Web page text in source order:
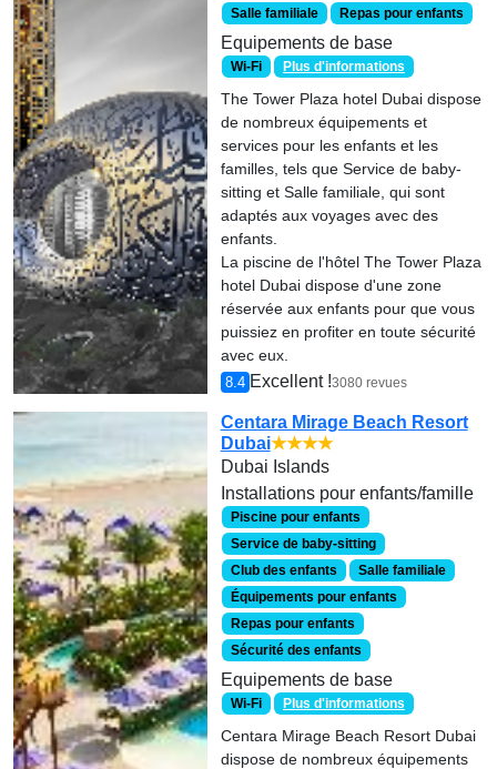
Salle familiale
Repas pour enfants
Equipements de base
Wi-Fi Plus d'informations
The Tower Plaza hotel Dubai dispose
de nombreux équipements et
services pour les enfants et les
familles, tels que Service de baby-
sitting et Salle familiale, qui sont
adaptés aux voyages avec des
enfants.
La piscine de l'hôtel The Tower Plaza
hotel Dubai dispose d'une zone
réservée aux enfants pour que vous
puissiez en profiter en toute sécurité
avec eux.
8.4 Excellent !3080 revues
Centara Mirage Beach Resort
Dubai★★★★
Dubai Islands
Installations pour enfants/famille
Piscine pour enfants
Service de baby-sitting
Club des enfants
Salle familiale
Équipements pour enfants
Repas pour enfants
Sécurité des enfants
Equipements de base
Wi-Fi Plus d'informations
Centara Mirage Beach Resort Dubai
dispose de nombreux équipements